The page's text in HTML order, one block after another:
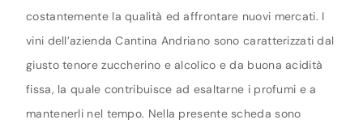
costantemente la qualità ed affrontare nuovi mercati. I
vini dell’azienda Cantina Andriano sono caratterizzati dal
giusto tenore zuccherino e alcolico e da buona acidità
fissa, la quale contribuisce ad esaltarne i profumi e a
mantenerli nel tempo. Nella presente scheda sono